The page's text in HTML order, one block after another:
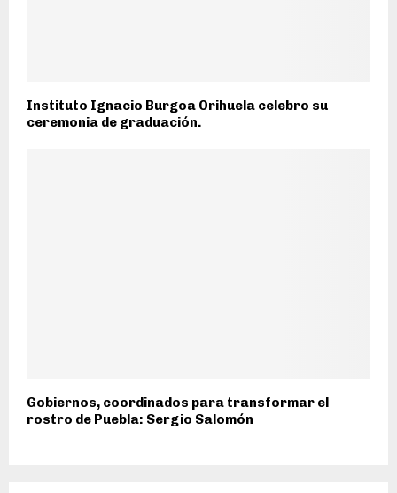
Instituto Ignacio Burgoa Orihuela celebro su
ceremonia de graduación.
Gobiernos, coordinados para transformar el
rostro de Puebla: Sergio Salomón